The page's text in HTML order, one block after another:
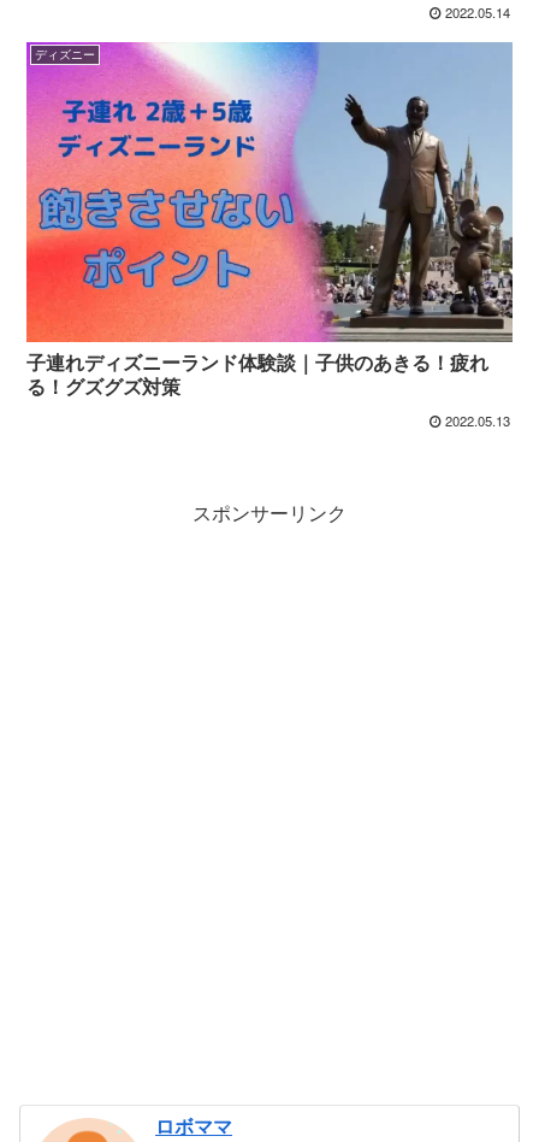
2022.05.14
ディズニー
子連れディズニーランド体験談｜子供のあきる！疲れ
る！グズグズ対策
2022.05.13
スポンサーリンク
ロボママ